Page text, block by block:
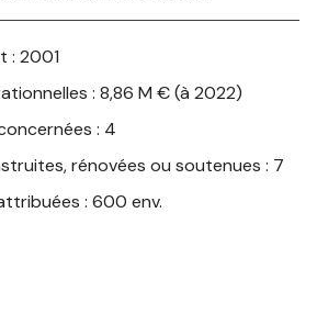
: 2001
: 8,86 M € (à 2022)
: 4
rénovées ou soutenues : 7
: 600 env.